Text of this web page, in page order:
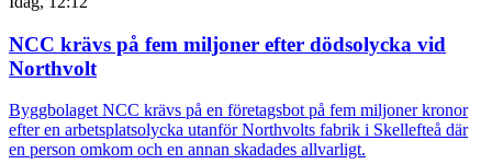
NCC krävs på fem miljoner efter dödsolycka vid
Northvolt
Byggbolaget NCC krävs på en företagsbot på fem miljoner kronor
efter en arbetsplatsolycka utanför Northvolts fabrik i Skellefteå där
en person omkom och en annan skadades allvarligt.